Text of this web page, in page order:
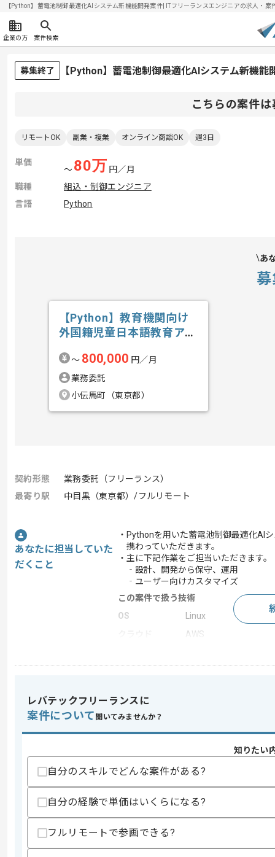
【Python】蓄電池制御最適化AIシステム新機能開発案件| ITフリーランスエンジニアの求人・
企業の方 案件検索
募集終了 【Python】蓄電池制御最適化AIシステム新機
こちらの案件
リモートOK 副業・複業 オンライン商談OK 週3日
単価
〜80万 円／月
職種
組込・制御エンジニア
言語
Python
あ
【Python】教育機関向け
外国籍児童日本語教育アプ
〜 800,000 円／月
業務委託
小伝馬町（東京都）
契約形態
業務委託（フリーランス）
最寄り駅
中目黒（東京都）/フルリモート
あなたに担当していた
だくこと
・Pythonを用いた蓄電池制御最適化AI
携わっていただきます。
・主に下記作業をご担当いただきます。
‐設計、開発から保守、運用
‐ユーザー向けカスタマイズ
この案件で扱う技術
OS
Linux
AWS
スキル
求めるスキル
・Pythonを用いた開発経験3年以上
歓迎スキル
・Dockerの知見
・PM経験
レバテックフリーランスに
案件について 聞いてみませんか？
知りたい
自分のスキルでどんな案件がある?
自分の経験で単価はいくらになる?
フルリモートで参画できる?